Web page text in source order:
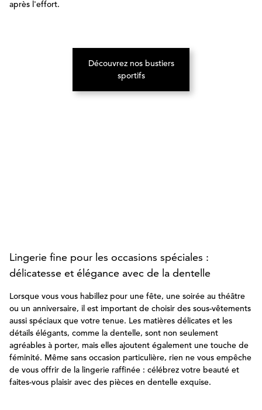
après l'effort.
Découvrez nos bustiers
sportifs(S’ouvre dans un nouvel onglet)
Lingerie fine pour les occasions spéciales :
délicatesse et élégance avec de la dentelle
Lorsque vous vous habillez pour une fête, une soirée au théâtre
ou un anniversaire, il est important de choisir des sous-vêtements
aussi spéciaux que votre tenue. Les matières délicates et les
détails élégants, comme la dentelle, sont non seulement
agréables à porter, mais elles ajoutent également une touche de
féminité. Même sans occasion particulière, rien ne vous empêche
de vous offrir de la lingerie raffinée : célébrez votre beauté et
faites-vous plaisir avec des pièces en dentelle exquise.